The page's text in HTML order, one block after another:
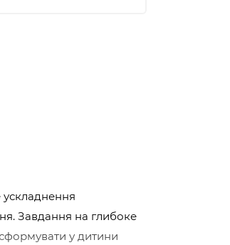
ускладнення
Завдання на глибоке
сформувати у дитини